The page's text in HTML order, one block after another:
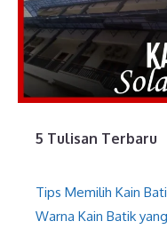
5 Tulisan Terbaru
Tips Memilih Kain
Warna Kain Batik